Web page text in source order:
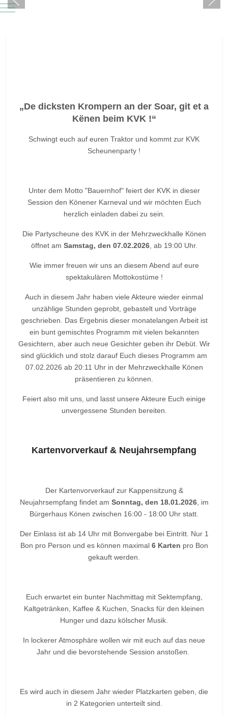
Mobile Menu Toggle
„De dicksten Krompern an der Soar, git et a
Kënen beim KVK !“
Schwingt euch auf euren Traktor und kommt zur KVK
Scheunenparty !
Unter dem Motto "Bauernhof" feiert der KVK in dieser
Session den Könener Karneval und wir möchten Euch
herzlich einladen dabei zu sein.
Die Partyscheune des KVK in der Mehrzweckhalle Könen
öffnet am Samstag, den 07.02.2026, ab 19:00 Uhr.
Wie immer freuen wir uns an diesem Abend auf eure
spektakulären Mottokostüme !
Auch in diesem Jahr haben viele Akteure wieder einmal
unzählige Stunden geprobt, gebastelt und Vorträge
geschrieben. Das Ergebnis dieser monatelangen Arbeit ist
ein bunt gemischtes Programm mit vielen bekannten
Gesichtern, aber auch neue Gesichter geben ihr Debüt. Wir
sind glücklich und stolz darauf Euch dieses Programm am
07.02.2026 ab 20:11 Uhr in der Mehrzweckhalle Könen
präsentieren zu können.
Feiert also mit uns, und lasst unsere Akteure Euch einige
unvergessene Stunden bereiten.
Kartenvorverkauf & Neujahrsempfang
Der Kartenvorverkauf zur Kappensitzung &
Neujahrsempfang findet am Sonntag, den 18.01.2026, im
Bürgerhaus Könen zwischen 16:00 - 18:00 Uhr statt.
Der Einlass ist ab 14 Uhr mit Bonvergabe bei Eintritt. Nur 1
Bon pro Person und es können maximal 6 Karten pro Bon
gekauft werden.
Euch erwartet ein bunter Nachmittag mit Sektempfang,
Kaltgetränken, Kaffee & Kuchen, Snacks für den kleinen
Hunger und dazu kölscher Musik.
In lockerer Atmosphäre wollen wir mit euch auf das neue
Jahr und die bevorstehende Session anstoßen.
Es wird auch in diesem Jahr wieder Platzkarten geben, die
in 2 Kategorien unterteilt sind.